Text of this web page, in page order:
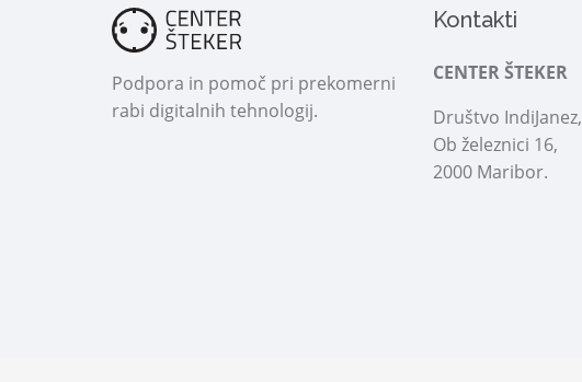
Podpora in pomoč pri prekomerni
rabi digitalnih tehnologij.
Kontakti
CENTER ŠTEKER
Društvo IndiJanez,
Ob železnici 16,
2000 Maribor.